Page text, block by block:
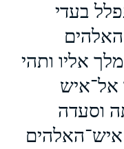
בעדי
אליו ותהי
אל־איש
וסעדה
איש־האלהים